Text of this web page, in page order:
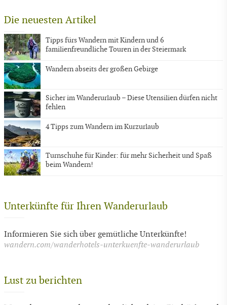
Die neuesten Artikel
Tipps fürs Wandern mit Kindern und 6
familienfreundliche Touren in der Steiermark
Wandern abseits der großen Gebirge
Sicher im Wanderurlaub – Diese Utensilien dürfen nicht
fehlen
4 Tipps zum Wandern im Kurzurlaub
Turnschuhe für Kinder: für mehr Sicherheit und Spaß
beim Wandern!
Unterkünfte für Ihren Wanderurlaub
Informieren Sie sich über gemütliche Unterkünfte!
wandern.com/wanderhotels-unterkuenfte-wanderurlaub
Lust zu berichten